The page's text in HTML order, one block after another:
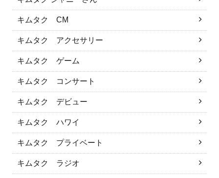
キムタク CM
キムタク アクセサリー
キムタク ゲーム
キムタク コンサート
キムタク デビュー
キムタク ハワイ
キムタク プライベート
キムタク ラジオ